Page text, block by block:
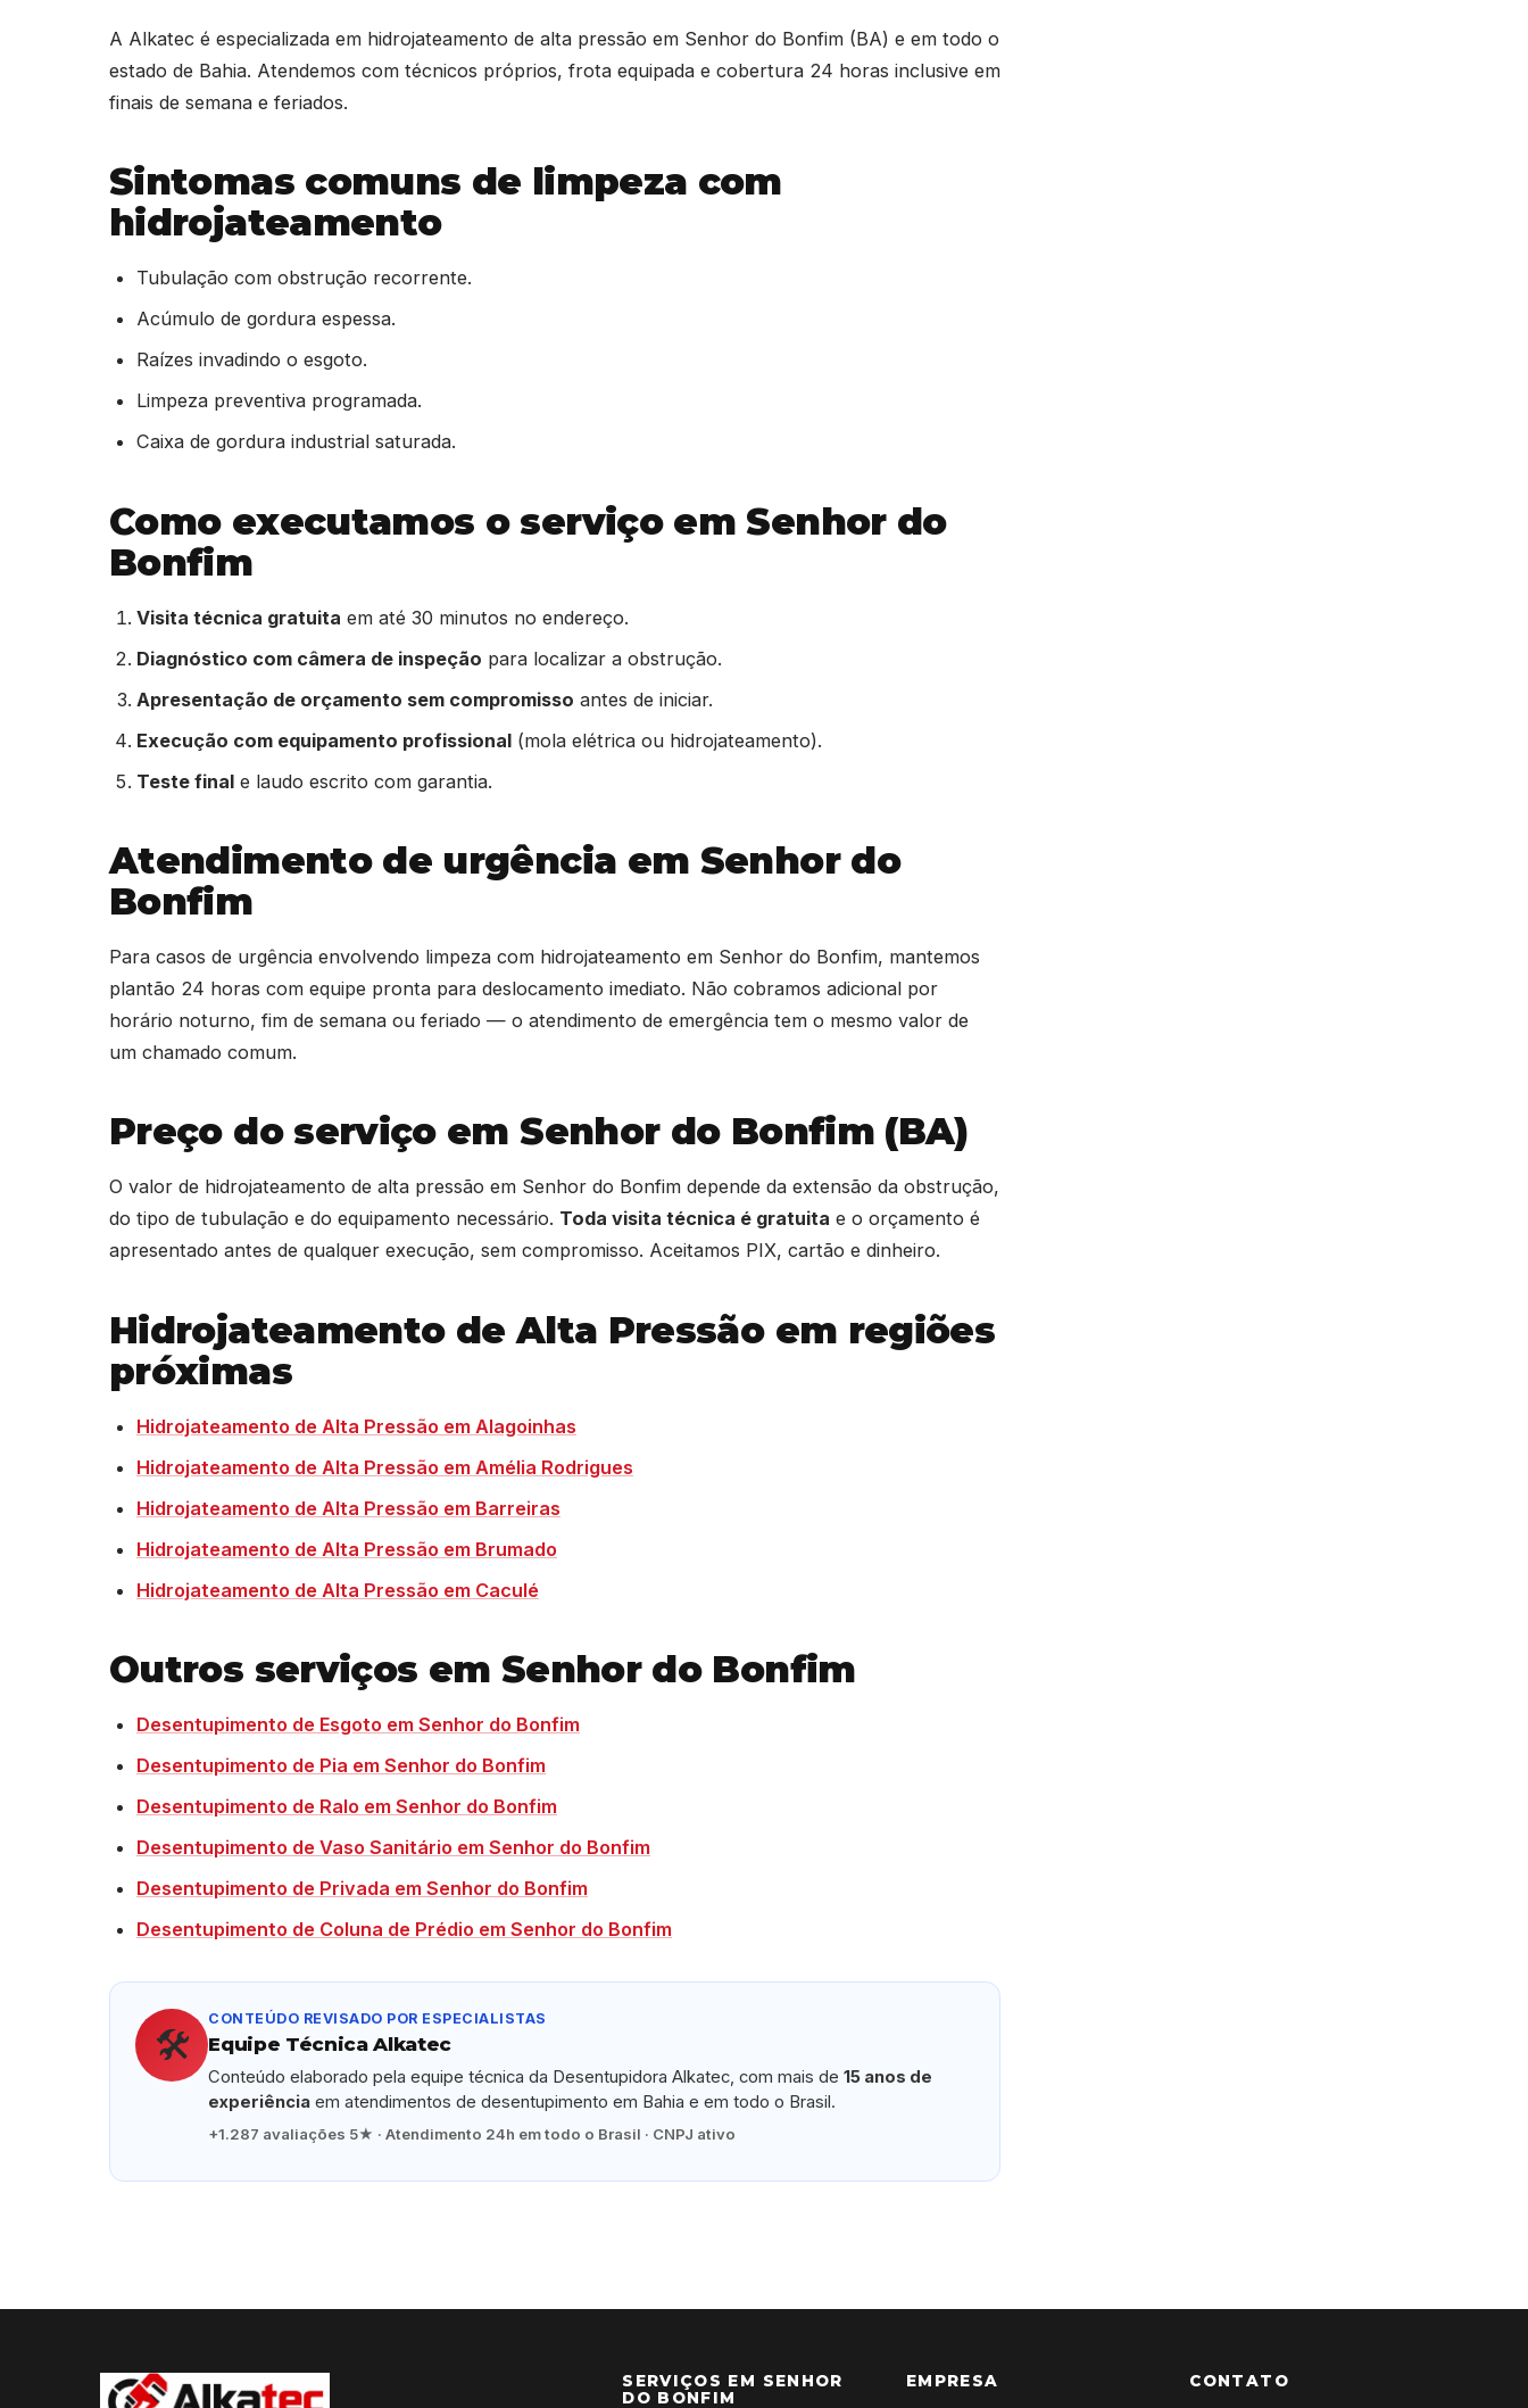
A Alkatec é especializada em hidrojateamento de alta pressão em Senhor do Bonfim (BA) e em todo o
estado de Bahia. Atendemos com técnicos próprios, frota equipada e cobertura 24 horas inclusive em
finais de semana e feriados.
Sintomas comuns de limpeza com
hidrojateamento
Tubulação com obstrução recorrente.
Acúmulo de gordura espessa.
Raízes invadindo o esgoto.
Limpeza preventiva programada.
Caixa de gordura industrial saturada.
Como executamos o serviço em Senhor do
Bonfim
Visita técnica gratuita em até 30 minutos no endereço.
Diagnóstico com câmera de inspeção para localizar a obstrução.
Apresentação de orçamento sem compromisso antes de iniciar.
Execução com equipamento profissional (mola elétrica ou hidrojateamento).
Teste final e laudo escrito com garantia.
Atendimento de urgência em Senhor do
Bonfim
Para casos de urgência envolvendo limpeza com hidrojateamento em Senhor do Bonfim, mantemos
plantão 24 horas com equipe pronta para deslocamento imediato. Não cobramos adicional por
horário noturno, fim de semana ou feriado — o atendimento de emergência tem o mesmo valor de
um chamado comum.
Preço do serviço em Senhor do Bonfim (BA)
O valor de hidrojateamento de alta pressão em Senhor do Bonfim depende da extensão da obstrução,
do tipo de tubulação e do equipamento necessário. Toda visita técnica é gratuita e o orçamento é
apresentado antes de qualquer execução, sem compromisso. Aceitamos PIX, cartão e dinheiro.
Hidrojateamento de Alta Pressão em regiões
próximas
Hidrojateamento de Alta Pressão em Alagoinhas
Hidrojateamento de Alta Pressão em Amélia Rodrigues
Hidrojateamento de Alta Pressão em Barreiras
Hidrojateamento de Alta Pressão em Brumado
Hidrojateamento de Alta Pressão em Caculé
Outros serviços em Senhor do Bonfim
Desentupimento de Esgoto em Senhor do Bonfim
Desentupimento de Pia em Senhor do Bonfim
Desentupimento de Ralo em Senhor do Bonfim
Desentupimento de Vaso Sanitário em Senhor do Bonfim
Desentupimento de Privada em Senhor do Bonfim
Desentupimento de Coluna de Prédio em Senhor do Bonfim
🛠️
CONTEÚDO REVISADO POR ESPECIALISTAS
Equipe Técnica Alkatec
Conteúdo elaborado pela equipe técnica da Desentupidora Alkatec, com mais de15 anos de
experiência em atendimentos de desentupimento em Bahia e em todo o Brasil.
+1.287 avaliações 5★ · Atendimento 24h em todo o Brasil · CNPJ ativo
SERVIÇOS EM SENHOR
DO BONFIM
EMPRESA CONTATO